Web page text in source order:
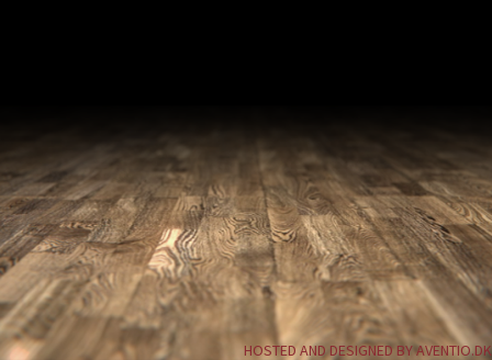
HOSTED AND DESIGNED BY AVENTIO.DK